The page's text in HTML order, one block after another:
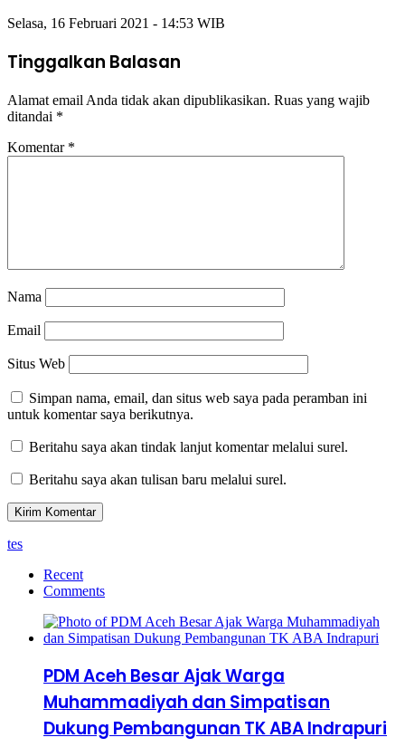
Selasa, 16 Februari 2021 - 14:53 WIB
Tinggalkan Balasan
Alamat email Anda tidak akan dipublikasikan. Ruas yang wajib
ditandai *
Komentar *
Nama
Email
Situs Web
Simpan nama, email, dan situs web saya pada peramban ini
untuk komentar saya berikutnya.
Beritahu saya akan tindak lanjut komentar melalui surel.
Beritahu saya akan tulisan baru melalui surel.
tes
Recent
Comments
PDM Aceh Besar Ajak Warga
Muhammadiyah dan Simpatisan
Dukung Pembangunan TK ABA Indrapuri